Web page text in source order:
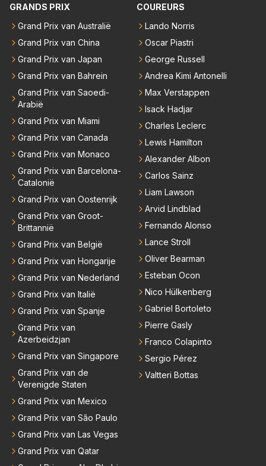
GRANDS PRIX
Grand Prix van Australië
Grand Prix van China
Grand Prix van Japan
Grand Prix van Bahrein
Grand Prix van Saoedi-
Arabië
Grand Prix van Miami
Grand Prix van Canada
Grand Prix van Monaco
Grand Prix van Barcelona-
Catalonië
Grand Prix van Oostenrijk
Grand Prix van Groot-
Brittannië
Grand Prix van België
Grand Prix van Hongarije
Grand Prix van Nederland
Grand Prix van Italië
Grand Prix van Spanje
Grand Prix van
Azerbeidzjan
Grand Prix van Singapore
Grand Prix van de
Verenigde Staten
Grand Prix van Mexico
Grand Prix van São Paulo
Grand Prix van Las Vegas
Grand Prix van Qatar
COUREURS
Lando Norris
Oscar Piastri
George Russell
Andrea Kimi Antonelli
Max Verstappen
Isack Hadjar
Charles Leclerc
Lewis Hamilton
Alexander Albon
Carlos Sainz
Liam Lawson
Arvid Lindblad
Fernando Alonso
Lance Stroll
Oliver Bearman
Esteban Ocon
Nico Hülkenberg
Gabriel Bortoleto
Pierre Gasly
Franco Colapinto
Sergio Pérez
Valtteri Bottas